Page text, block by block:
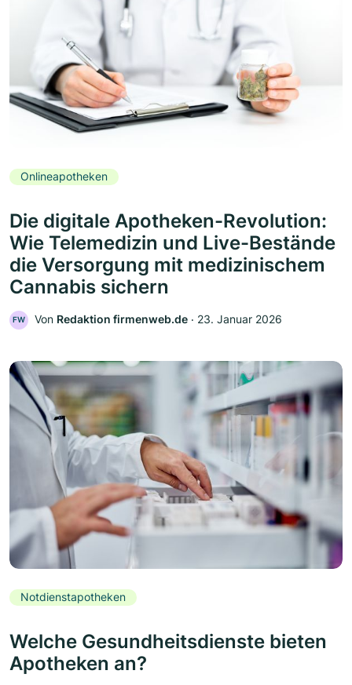
Onlineapotheken
Die digitale Apotheken-Revolution:
Wie Telemedizin und Live-Bestände
die Versorgung mit medizinischem
Cannabis sichern
FW Von Redaktion firmenweb.de ‧ 23. Januar 2026
Notdienstapotheken
Welche Gesundheitsdienste bieten
Apotheken an?